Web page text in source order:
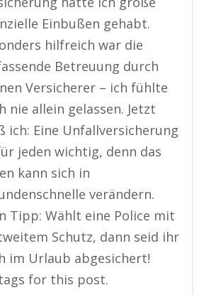
Einbußen gehabt.
hilfreich war die
Betreuung durch
Versicherer – ich fühlte
nie allein gelassen. Jetzt
ich: Eine Unfallversicherung
jeden wichtig, denn das
kann sich in
verändern.
Tipp: Wählt eine Police mit
Schutz, dann seid ihr
im Urlaub abgesichert!
for this post.